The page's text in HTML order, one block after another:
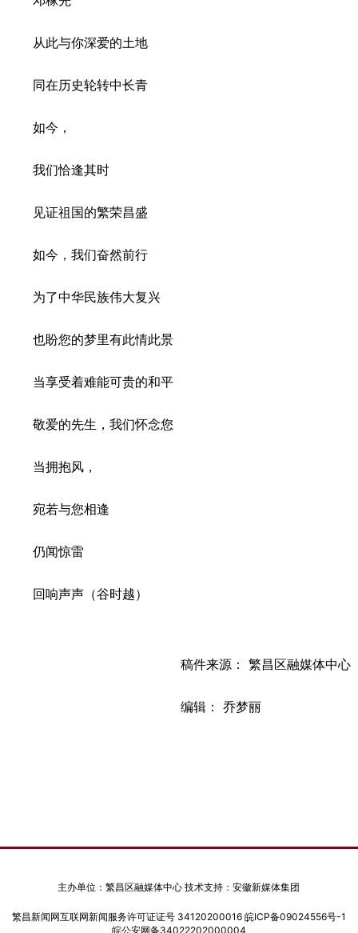
从此与你深爱的土地
同在历史轮转中长青
如今，
我们恰逢其时
见证祖国的繁荣昌盛
如今，我们奋然前行
为了中华民族伟大复兴
也盼您的梦里有此情此景
当享受着难能可贵的和平
敬爱的先生，我们怀念您
当拥抱风，
宛若与您相逢
仍闻惊雷
回响声声（谷时越）
稿件来源： 繁昌区融媒体中心
编辑： 乔梦丽
主办单位：繁昌区融媒体中心 技术支持：安徽新媒体集团
繁昌新闻网互联网新闻服务许可证证号 34120200016 皖ICP备09024556号-1
皖公安网备34022202000004